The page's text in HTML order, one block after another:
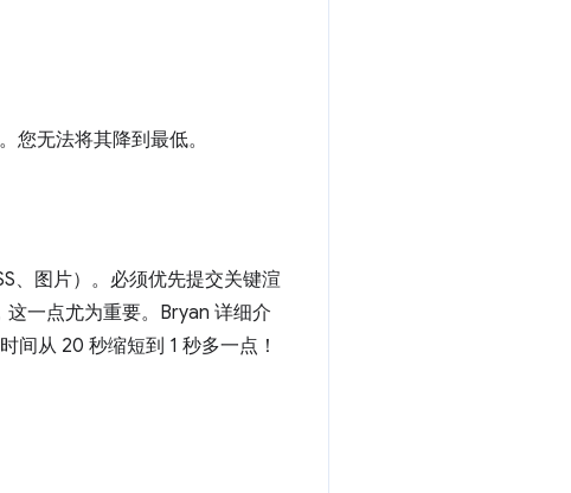
您无法将其降到最低。
、图片）。必须优先提交关键渲
一点尤为重要。Bryan 详细介
从 20 秒缩短到 1 秒多一点！